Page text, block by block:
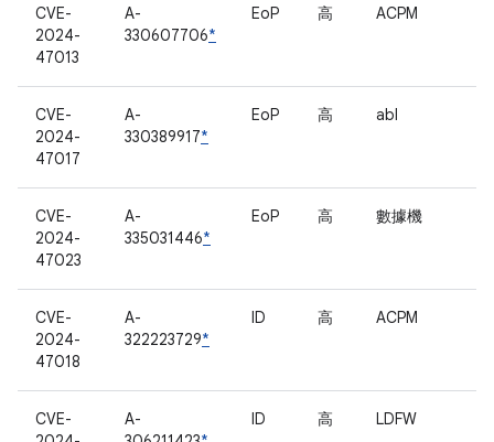
CVE-
2024-
47013
A-
330607706*
EoP 高 ACPM
CVE-
2024-
47017
A-
330389917*
EoP 高 abl
CVE-
2024-
47023
A-
335031446*
EoP 高 數據機
CVE-
2024-
47018
A-
322223729*
ID 高 ACPM
CVE-
A-
ID 高 LDFW